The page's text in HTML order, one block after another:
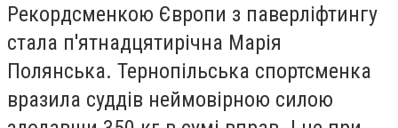
Рекордсменкою Європи з паверліфтингу
стала п'ятнадцятирічна Марія
Полянська. Тернопільська спортсменка
вразила суддів неймовірною силою